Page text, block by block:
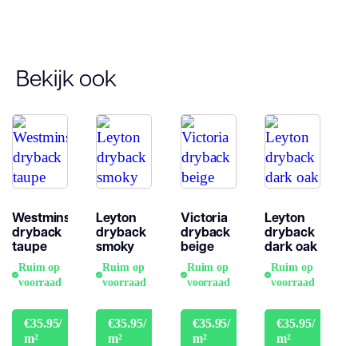
Bekijk ook
Westminster
dryback
taupe
Ruim op
voorraad
€35.95/
m²
Leyton
dryback
smoky
Ruim op
voorraad
€35.95/
m²
Victoria
dryback
beige
Ruim op
voorraad
€35.95/
m²
Leyton
dryback
dark oak
Ruim op
voorraad
€35.95/
m²